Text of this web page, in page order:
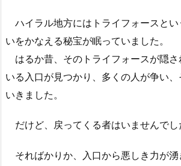
ハイラル地方にはトライフォースと
いをかなえる秘宝が眠っていました。
はるか昔、そのトライフォースが隠さ
いる入口が見つかり、多くの人が争い
いきました。
だけど、戻ってくる者はいませんでし
そればかりか、入口から悪しき力が湧